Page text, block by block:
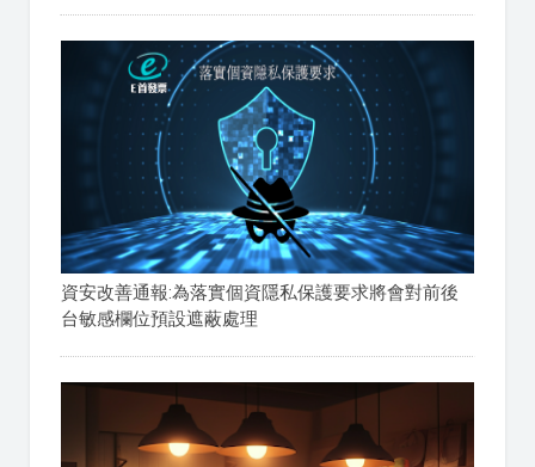
資安改善通報:為落實個資隱私保護要求將會對前後
台敏感欄位預設遮蔽處理